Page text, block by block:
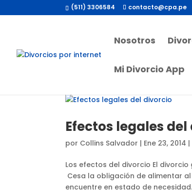
(511) 3306584 contacto@cpa.pe
Nosotros
Mi Divorcio App
Efectos legales
por Collins Salvador | Ene 23, 2014 |
Los efectos del divorcio El
Cesa la obligación de alimentar
encuentre en estado de